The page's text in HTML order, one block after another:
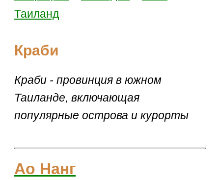
Таиланд
Краби
Краби - провинция в южном
Таиланде, включающая
популярные острова и курорты
Ао Нанг